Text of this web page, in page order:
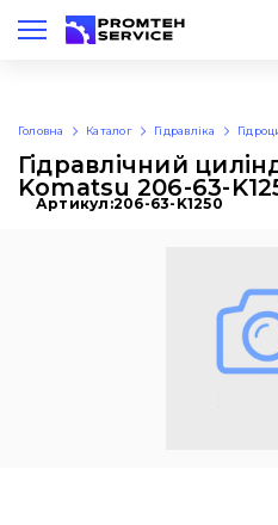
Укр
Головна Каталог Гідравліка
Гідравлічний
Komatsu 206-63-
Артикул:206-63-K1250